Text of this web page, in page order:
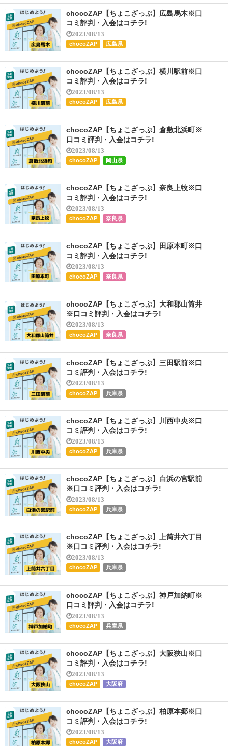
chocoZAP【ちょこざっぷ】広島馬木※口
コミ評判・入会はコチラ!
2023/08/13
chocoZAP 広島県
chocoZAP【ちょこざっぷ】横川駅前※口
コミ評判・入会はコチラ!
2023/08/13
chocoZAP 広島県
chocoZAP【ちょこざっぷ】倉敷北浜町※
口コミ評判・入会はコチラ!
2023/08/13
chocoZAP 岡山県
chocoZAP【ちょこざっぷ】奈良上牧※口
コミ評判・入会はコチラ!
2023/08/13
chocoZAP 奈良県
chocoZAP【ちょこざっぷ】田原本町※口
コミ評判・入会はコチラ!
2023/08/13
chocoZAP 奈良県
chocoZAP【ちょこざっぷ】大和郡山筒井
※口コミ評判・入会はコチラ!
2023/08/13
chocoZAP 奈良県
chocoZAP【ちょこざっぷ】三田駅前※口
コミ評判・入会はコチラ!
2023/08/13
chocoZAP 兵庫県
chocoZAP【ちょこざっぷ】川西中央※口
コミ評判・入会はコチラ!
2023/08/13
chocoZAP 兵庫県
chocoZAP【ちょこざっぷ】白浜の宮駅前
※口コミ評判・入会はコチラ!
2023/08/13
chocoZAP 兵庫県
chocoZAP【ちょこざっぷ】上筒井六丁目
※口コミ評判・入会はコチラ!
2023/08/13
chocoZAP 兵庫県
chocoZAP【ちょこざっぷ】神戸加納町※
口コミ評判・入会はコチラ!
2023/08/13
chocoZAP 兵庫県
chocoZAP【ちょこざっぷ】大阪狭山※口
コミ評判・入会はコチラ!
2023/08/13
chocoZAP 大阪府
chocoZAP【ちょこざっぷ】柏原本郷※口
コミ評判・入会はコチラ!
2023/08/13
chocoZAP 大阪府